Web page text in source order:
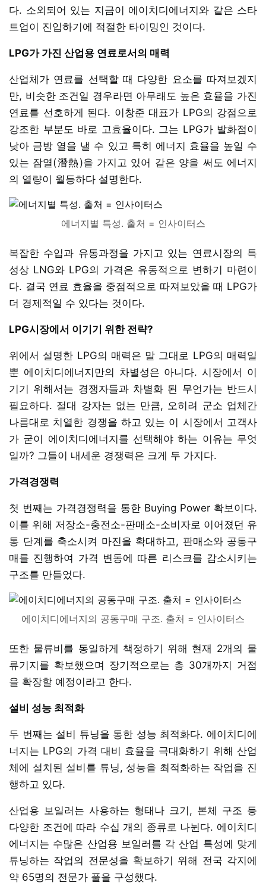
다. 소외되어 있는 지금이 에이치디에너지와 같은 스타
트업이 진입하기에 적절한 타이밍인 것이다.
LPG가 가진 산업용 연료로서의 매력
산업체가 연료를 선택할 때 다양한 요소를 따져보겠지
만, 비슷한 조건일 경우라면 아무래도 높은 효율을 가진
연료를 선호하게 된다. 이창준 대표가 LPG의 강점으로
강조한 부분도 바로 고효율이다. 그는 LPG가 발화점이
낮아 금방 열을 낼 수 있고 특히 에너지 효율을 높일 수
있는 잠열(潛熱)을 가지고 있어 같은 양을 써도 에너지
의 열량이 월등하다 설명한다.
에너지별 특성. 출처 = 인사이터스
복잡한 수입과 유통과정을 가지고 있는 연료시장의 특
성상 LNG와 LPG의 가격은 유동적으로 변하기 마련이
다. 결국 연료 효율을 중점적으로 따져보았을 때 LPG가
더 경제적일 수 있다는 것이다.
LPG시장에서 이기기 위한 전략?
위에서 설명한 LPG의 매력은 말 그대로 LPG의 매력일
뿐 에이치디에너지만의 차별성은 아니다. 시장에서 이
기기 위해서는 경쟁자들과 차별화 된 무언가는 반드시
필요하다. 절대 강자는 없는 만큼, 오히려 군소 업체간
나름대로 치열한 경쟁을 하고 있는 이 시장에서 고객사
가 굳이 에이치디에너지를 선택해야 하는 이유는 무엇
일까? 그들이 내세운 경쟁력은 크게 두 가지다.
가격경쟁력
첫 번째는 가격경쟁력을 통한 Buying Power 확보이다.
이를 위해 저장소-충전소-판매소-소비자로 이어졌던 유
통 단계를 축소시켜 마진을 확대하고, 판매소와 공동구
매를 진행하여 가격 변동에 따른 리스크를 감소시키는
구조를 만들었다.
에이치디에너지의 공동구매 구조. 출처 = 인사이터스
또한 물류비를 동일하게 책정하기 위해 현재 2개의 물
류기지를 확보했으며 장기적으로는 총 30개까지 거점
을 확장할 예정이라고 한다.
설비 성능 최적화
두 번째는 설비 튜닝을 통한 성능 최적화다. 에이치디에
너지는 LPG의 가격 대비 효율을 극대화하기 위해 산업
체에 설치된 설비를 튜닝, 성능을 최적화하는 작업을 진
행하고 있다.
산업용 보일러는 사용하는 형태나 크기, 본체 구조 등
다양한 조건에 따라 수십 개의 종류로 나뉜다. 에이치디
에너지는 수많은 산업용 보일러를 각 산업 특성에 맞게
튜닝하는 작업의 전문성을 확보하기 위해 전국 각지에
약 65명의 전문가 풀을 구성했다.